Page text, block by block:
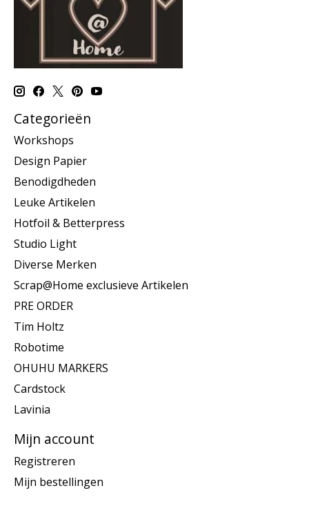
Categorieën
Workshops
Design Papier
Benodigdheden
Leuke Artikelen
Hotfoil & Betterpress
Studio Light
Diverse Merken
Scrap@Home exclusieve Artikelen
PRE ORDER
Tim Holtz
Robotime
OHUHU MARKERS
Cardstock
Lavinia
Mijn account
Registreren
Mijn bestellingen